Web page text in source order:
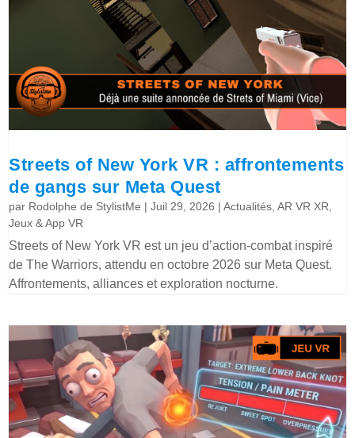
Streets of New York VR : affrontements
de gangs sur Meta Quest
par Rodolphe de StylistMe |Juil 29, 2026 |Actualités ,AR VR XR
Jeux & App VR
Streets of New York VR est un jeu d’action-combat inspiré
de The Warriors, attendu en octobre 2026 sur Meta Quest.
Affrontements, alliances et exploration nocturne.